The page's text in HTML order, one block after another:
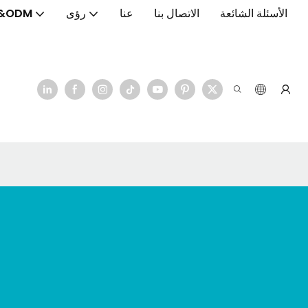
رؤى عنا الاتصال بنا الأسئلة الشائعة